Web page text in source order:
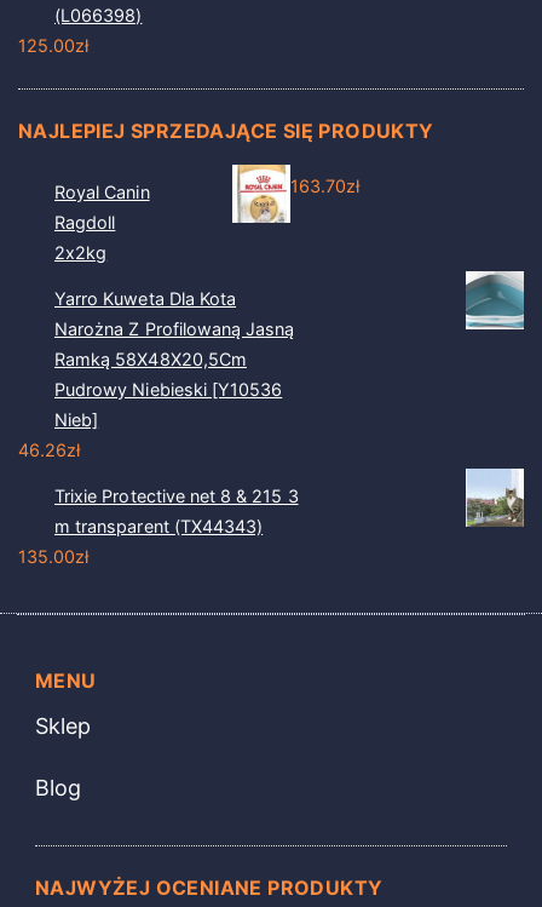
(L066398)
125.00zł
NAJLEPIEJ SPRZEDAJĄCE SIĘ PRODUKTY
Royal Canin
Ragdoll
2x2kg
163.70zł
Yarro Kuweta Dla Kota
Narożna Z Profilowaną Jasną
Ramką 58X48X20,5Cm
Pudrowy Niebieski [Y10536
Nieb]
46.26zł
Trixie Protective net 8 & 215 3
m transparent (TX44343)
135.00zł
MENU
Sklep
Blog
NAJWYŻEJ OCENIANE PRODUKTY